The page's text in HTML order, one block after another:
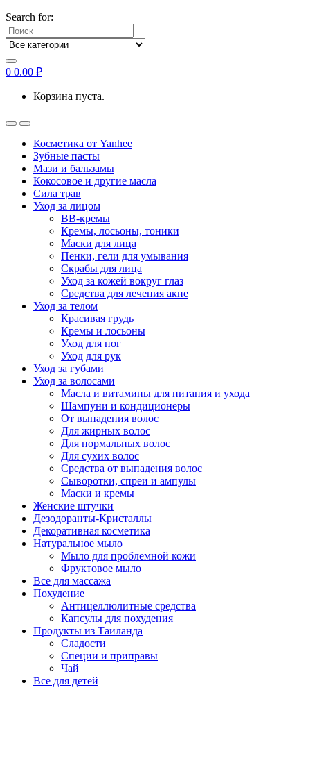
Search for:
0 0.00 ₽
Корзина пуста.
Косметика от Yanhee
Зубные пасты
Мази и бальзамы
Кокосовое и другие масла
Сила трав
Уход за лицом
BB-кремы
Кремы, лосьоны, тоники
Маски для лица
Пенки, гели для умывания
Скрабы для лица
Уход за кожей вокруг глаз
Средства для лечения акне
Уход за телом
Красивая грудь
Кремы и лосьоны
Уход для ног
Уход для рук
Уход за губами
Уход за волосами
Масла и витамины для питания и ухода
Шампуни и кондиционеры
От выпадения волос
Для жирных волос
Для нормальных волос
Для сухих волос
Средства от выпадения волос
Сыворотки, спреи и ампулы
Маски и кремы
Женские штучки
Дезодоранты-Кристаллы
Декоративная косметика
Натуральное мыло
Мыло для проблемной кожи
Фруктовое мыло
Все для массажа
Похудение
Антицеллюлитные средства
Капсулы для похудения
Продукты из Таиланда
Сладости
Специи и приправы
Чай
Все для детей